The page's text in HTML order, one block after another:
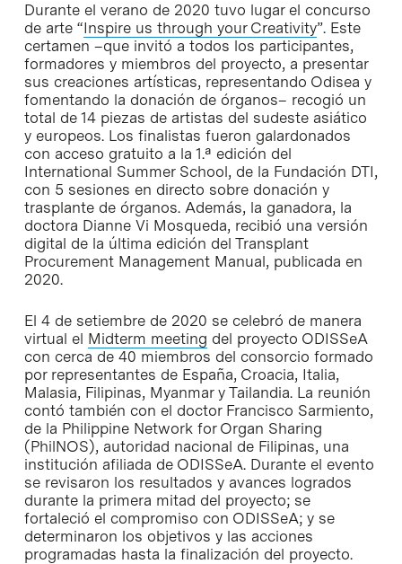
Durante el verano de 2020 tuvo lugar el concurso
de arte “Inspire us through your Creativity”. Este
certamen –que invitó a todos los participantes,
formadores y miembros del proyecto, a presentar
sus creaciones artísticas, representando Odisea y
fomentando la donación de órganos– recogió un
total de 14 piezas de artistas del sudeste asiático
y europeos. Los finalistas fueron galardonados
con acceso gratuito a la 1.ª edición del
International Summer School, de la Fundación DTI,
con 5 sesiones en directo sobre donación y
trasplante de órganos. Además, la ganadora, la
doctora Dianne Vi Mosqueda, recibió una versión
digital de la última edición del Transplant
Procurement Management Manual, publicada en
2020.
El 4 de setiembre de 2020 se celebró de manera
virtual el Midterm meeting del proyecto ODISSeA
con cerca de 40 miembros del consorcio formado
por representantes de España, Croacia, Italia,
Malasia, Filipinas, Myanmar y Tailandia. La reunión
contó también con el doctor Francisco Sarmiento,
de la Philippine Network for Organ Sharing
(PhilNOS), autoridad nacional de Filipinas, una
institución afiliada de ODISSeA. Durante el evento
se revisaron los resultados y avances logrados
durante la primera mitad del proyecto; se
fortaleció el compromiso con ODISSeA; y se
determinaron los objetivos y las acciones
programadas hasta la finalización del proyecto.